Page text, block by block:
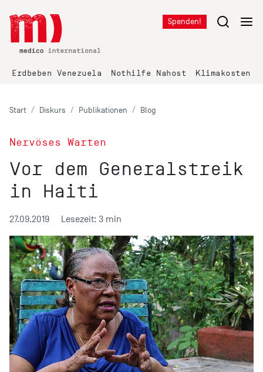
Spenden!
Erdbeben Venezuela Nothilfe Nahost Klimakosten
Start Diskurs Publikationen Blog
Nervöses Warten
Vor dem Generalstreik
in Haiti
27.09.2019 Lesezeit: 3 min